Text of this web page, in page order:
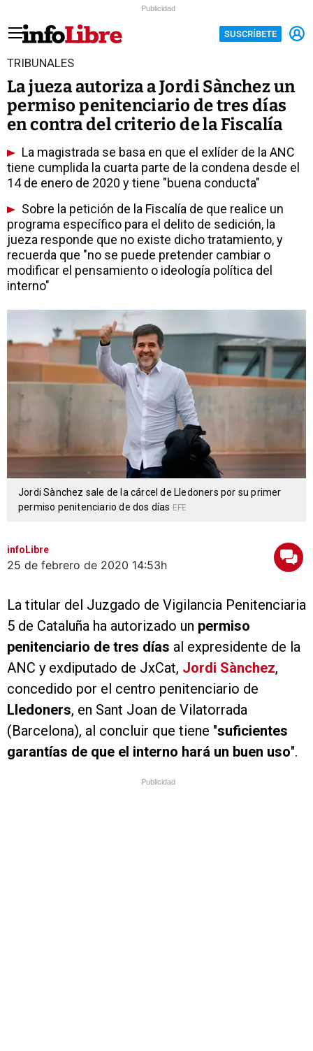
Publicidad
SUSCRÍBETE
TRIBUNALES
La jueza autoriza a Jordi Sànchez un
permiso penitenciario de tres días
en contra del criterio de la Fiscalía
La magistrada se basa en que el exlíder de la ANC
tiene cumplida la cuarta parte de la condena desde el
14 de enero de 2020 y tiene "buena conducta"
Sobre la petición de la Fiscalía de que realice un
programa específico para el delito de sedición, la
jueza responde que no existe dicho tratamiento, y
recuerda que "no se puede pretender cambiar o
modificar el pensamiento o ideología política del
interno"
Jordi Sànchez sale de la cárcel de Lledoners por su primer
permiso penitenciario de dos días EFE
infoLibre
25 de febrero de 2020 14:53h
La titular del Juzgado de Vigilancia Penitenciaria
5 de Cataluña ha autorizado un permiso
penitenciario de tres días al expresidente de la
ANC y exdiputado de JxCat, Jordi Sànchez,
concedido por el centro penitenciario de
Lledoners, en Sant Joan de Vilatorrada
(Barcelona), al concluir que tiene "suficientes
garantías de que el interno hará un buen uso".
Publicidad